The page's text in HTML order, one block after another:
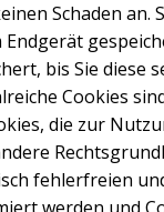
Schaden
bis Sie
Cookies
die zur
fehlerfreien